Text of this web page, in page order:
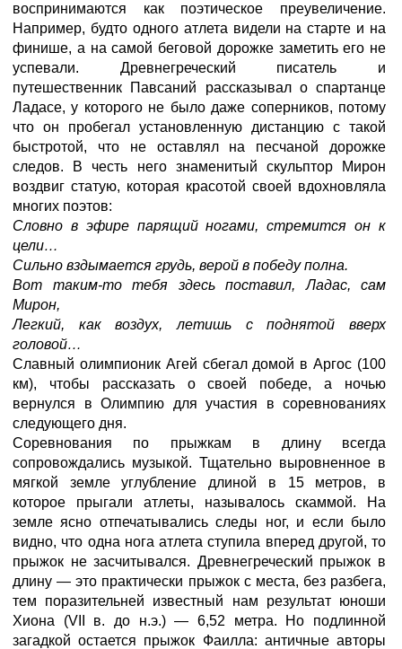
воспринимаются как поэтическое преувеличение.
Например, будто одного атлета видели на старте и на
финише, а на самой беговой дорожке заметить его не
успевали. Древнегреческий писатель и
путешественник Павсаний рассказывал о спартанце
Ладасе, у которого не было даже соперников, потому
что он пробегал установленную дистанцию с такой
быстротой, что не оставлял на песчаной дорожке
следов. В честь него знаменитый скульптор Мирон
воздвиг статую, которая красотой своей вдохновляла
многих поэтов:
Словно в эфире парящий ногами, стремится он к
цели…
Сильно вздымается грудь, верой в победу полна.
Вот таким-то тебя здесь поставил, Ладас, сам
Мирон,
Легкий, как воздух, летишь с поднятой вверх
головой…
Славный олимпионик Агей сбегал домой в Аргос (100
км), чтобы рассказать о своей победе, а ночью
вернулся в Олимпию для участия в соревнованиях
следующего дня.
Соревнования по прыжкам в длину всегда
сопровождались музыкой. Тщательно выровненное в
мягкой земле углубление длиной в 15 метров, в
которое прыгали атлеты, называлось скаммой. На
земле ясно отпечатывались следы ног, и если было
видно, что одна нога атлета ступила вперед другой, то
прыжок не засчитывался. Древнегреческий прыжок в
длину — это практически прыжок с места, без разбега,
тем поразительней известный нам результат юноши
Хиона (VII в. до н.э.) — 6,52 метра. Но подлинной
загадкой остается прыжок Фаилла: античные авторы